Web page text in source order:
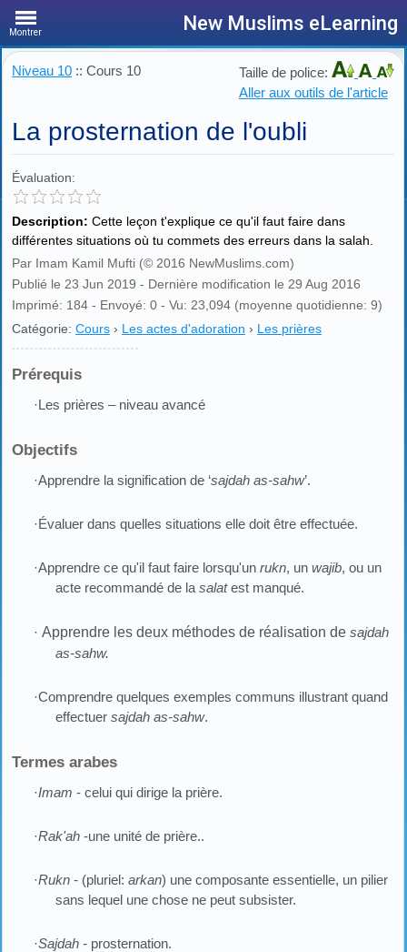
Montrer New Muslims eLearning
Niveau 10 :: Cours 10
Taille de police:
Aller aux outils de l'article
La prosternation de l'oubli
Évaluation:
Description: Cette leçon t'explique ce qu'il faut faire dans
différentes situations où tu commets des erreurs dans la salah.
Par Imam Kamil Mufti (© 2016 NewMuslims.com)
Publié le 23 Jun 2019 - Dernière modification le 29 Aug 2016
Imprimé: 184 - Envoyé: 0 - Vu: 23,094 (moyenne quotidienne: 9)
Catégorie: Cours › Les actes d'adoration › Les prières
Prérequis
·Les prières – niveau avancé
Objectifs
·Apprendre la signification de ‘sajdah as-sahw’.
·Évaluer dans quelles situations elle doit être effectuée.
·Apprendre ce qu'il faut faire lorsqu'un rukn, un wajib, ou un
acte recommandé de la salatest manqué.
· Apprendre les deux méthodes de réalisation de sajdah
as-sahw.
·Comprendre quelques exemples communs illustrant quand
effectuer sajdah as-sahw.
Termes arabes
·Imam - celui qui dirige la prière.
·Rak'ah -une unité de prière..
·Rukn - (pluriel: arkan) une composante essentielle, un pilier
sans lequel une chose ne peut subsister.
·Sajdah - prosternation.